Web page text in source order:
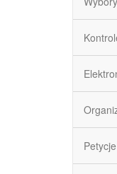
Petycje